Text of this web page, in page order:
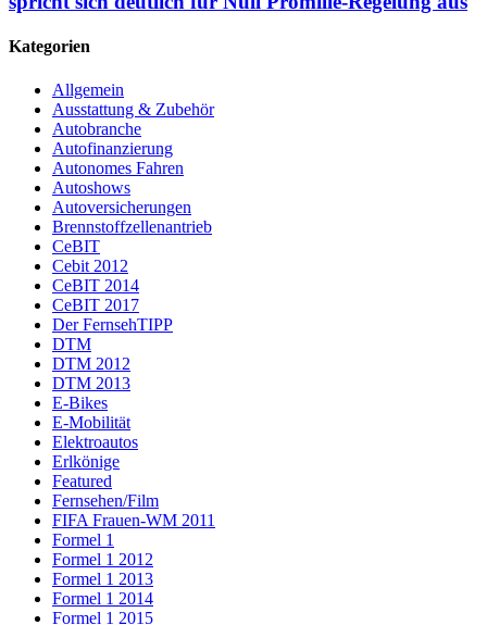
Kategorien
Allgemein
Ausstattung & Zubehör
Autobranche
Autofinanzierung
Autonomes Fahren
Autoshows
Autoversicherungen
Brennstoffzellenantrieb
CeBIT
Cebit 2012
CeBIT 2014
CeBIT 2017
Der FernsehTIPP
DTM
DTM 2012
DTM 2013
E-Bikes
E-Mobilität
Elektroautos
Erlkönige
Featured
Fernsehen/Film
FIFA Frauen-WM 2011
Formel 1
Formel 1 2012
Formel 1 2013
Formel 1 2014
Formel 1 2015